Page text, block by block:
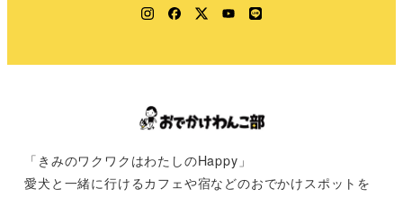
Instagram
Facebook
TwitterYouTube
LINE
「きみのワクワクはわたしのHappy」
愛犬と一緒に行けるカフェや宿などのおでかけスポットを